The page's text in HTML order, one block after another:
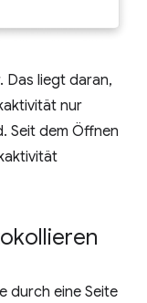
Das liegt daran,
nur
Seit dem Öffnen
durch eine Seite